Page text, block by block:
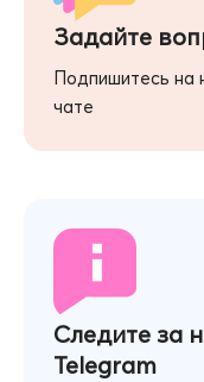
Задайте
Подпишитесь на
чате
Следите за
Telegram